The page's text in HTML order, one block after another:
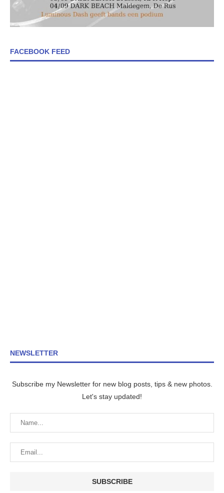
FACEBOOK FEED
NEWSLETTER
Subscribe my Newsletter for new blog posts, tips & new photos.
Let's stay updated!